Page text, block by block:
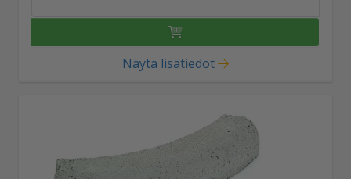
Näytä lisätiedot